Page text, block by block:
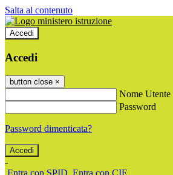
Salta al contenuto
Accedi
Accedi
button close ×
Nome Utente
Password
Password dimenticata?
-